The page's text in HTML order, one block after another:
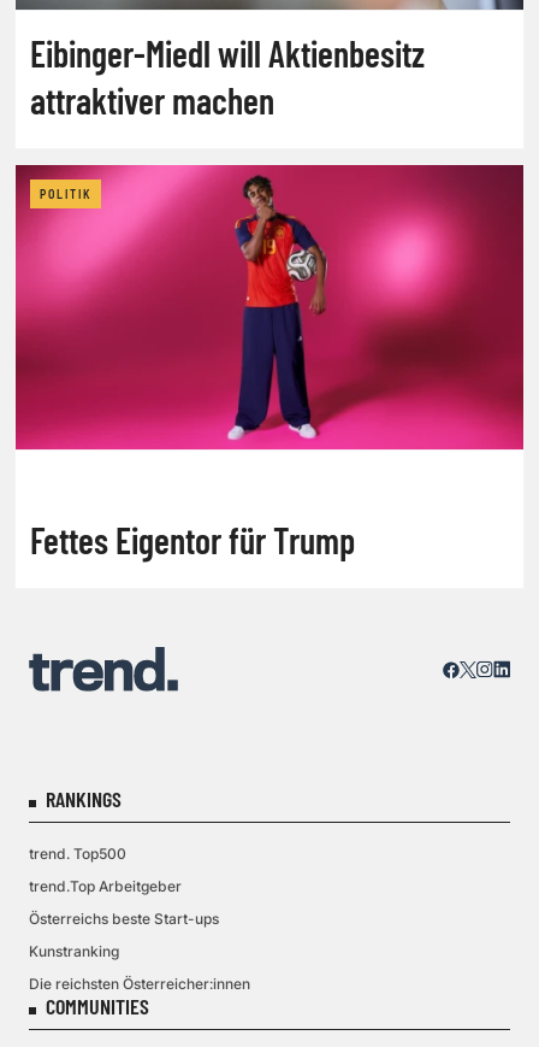
Eibinger-Miedl will Aktienbesitz
attraktiver machen
POLITIK
Fettes Eigentor für Trump
RANKINGS
trend. Top500
trend.Top Arbeitgeber
Österreichs beste Start-ups
Kunstranking
Die reichsten Österreicher:innen
COMMUNITIES